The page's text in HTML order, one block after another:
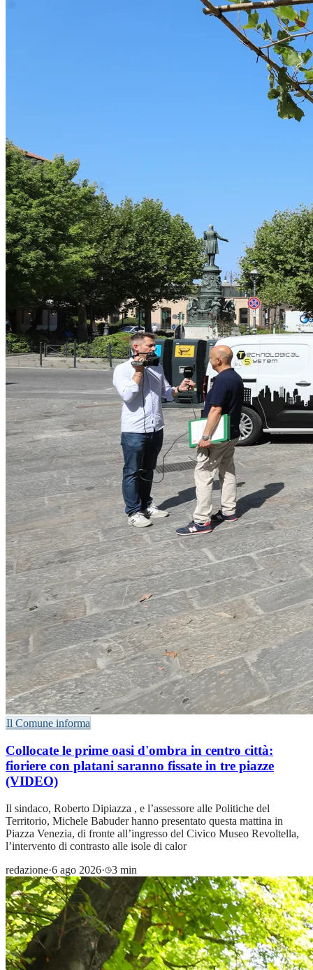
Il Comune informa
Collocate le prime oasi d'ombra in centro città:
fioriere con platani saranno fissate in tre piazze
(VIDEO)
Il sindaco, Roberto Dipiazza , e l’assessore alle Politiche del
Territorio, Michele Babuder hanno presentato questa mattina in
Piazza Venezia, di fronte all’ingresso del Civico Museo Revoltella,
l’intervento di contrasto alle isole di calor
redazione·6 ago 2026· 3 min